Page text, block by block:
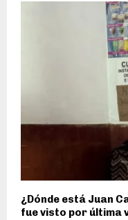
¿Dónde está Juan
fue visto por última